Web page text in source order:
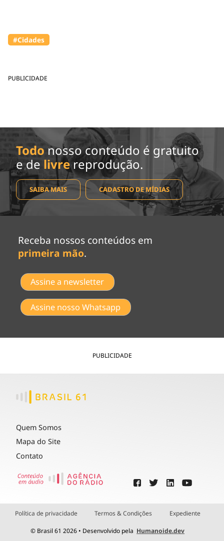
PUBLICIDADE
#Cidades
Todo nosso conteúdo é gratuito
e de livrereprodução.
SAIBA MAIS CADASTRO DE MÍDIAS
Receba nossos conteúdos em
primeira mão.
Assine a newsletter
Assine nosso Whatsapp
PUBLICIDADE
Quem Somos
Mapa do Site
Contato
Política de privacidade Termos & Condições Expediente
© Brasil 61 2026 • Desenvolvido pela Humanoide.dev